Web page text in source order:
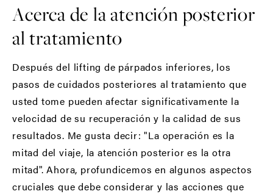
Acerca de la atención posterior
al tratamiento
Después del lifting de párpados inferiores, los
pasos de cuidados posteriores al tratamiento que
usted tome pueden afectar significativamente la
velocidad de su recuperación y la calidad de sus
resultados. Me gusta decir: "La operación es la
mitad del viaje, la atención posterior es la otra
mitad". Ahora, profundicemos en algunos aspectos
cruciales que debe considerar y las acciones que